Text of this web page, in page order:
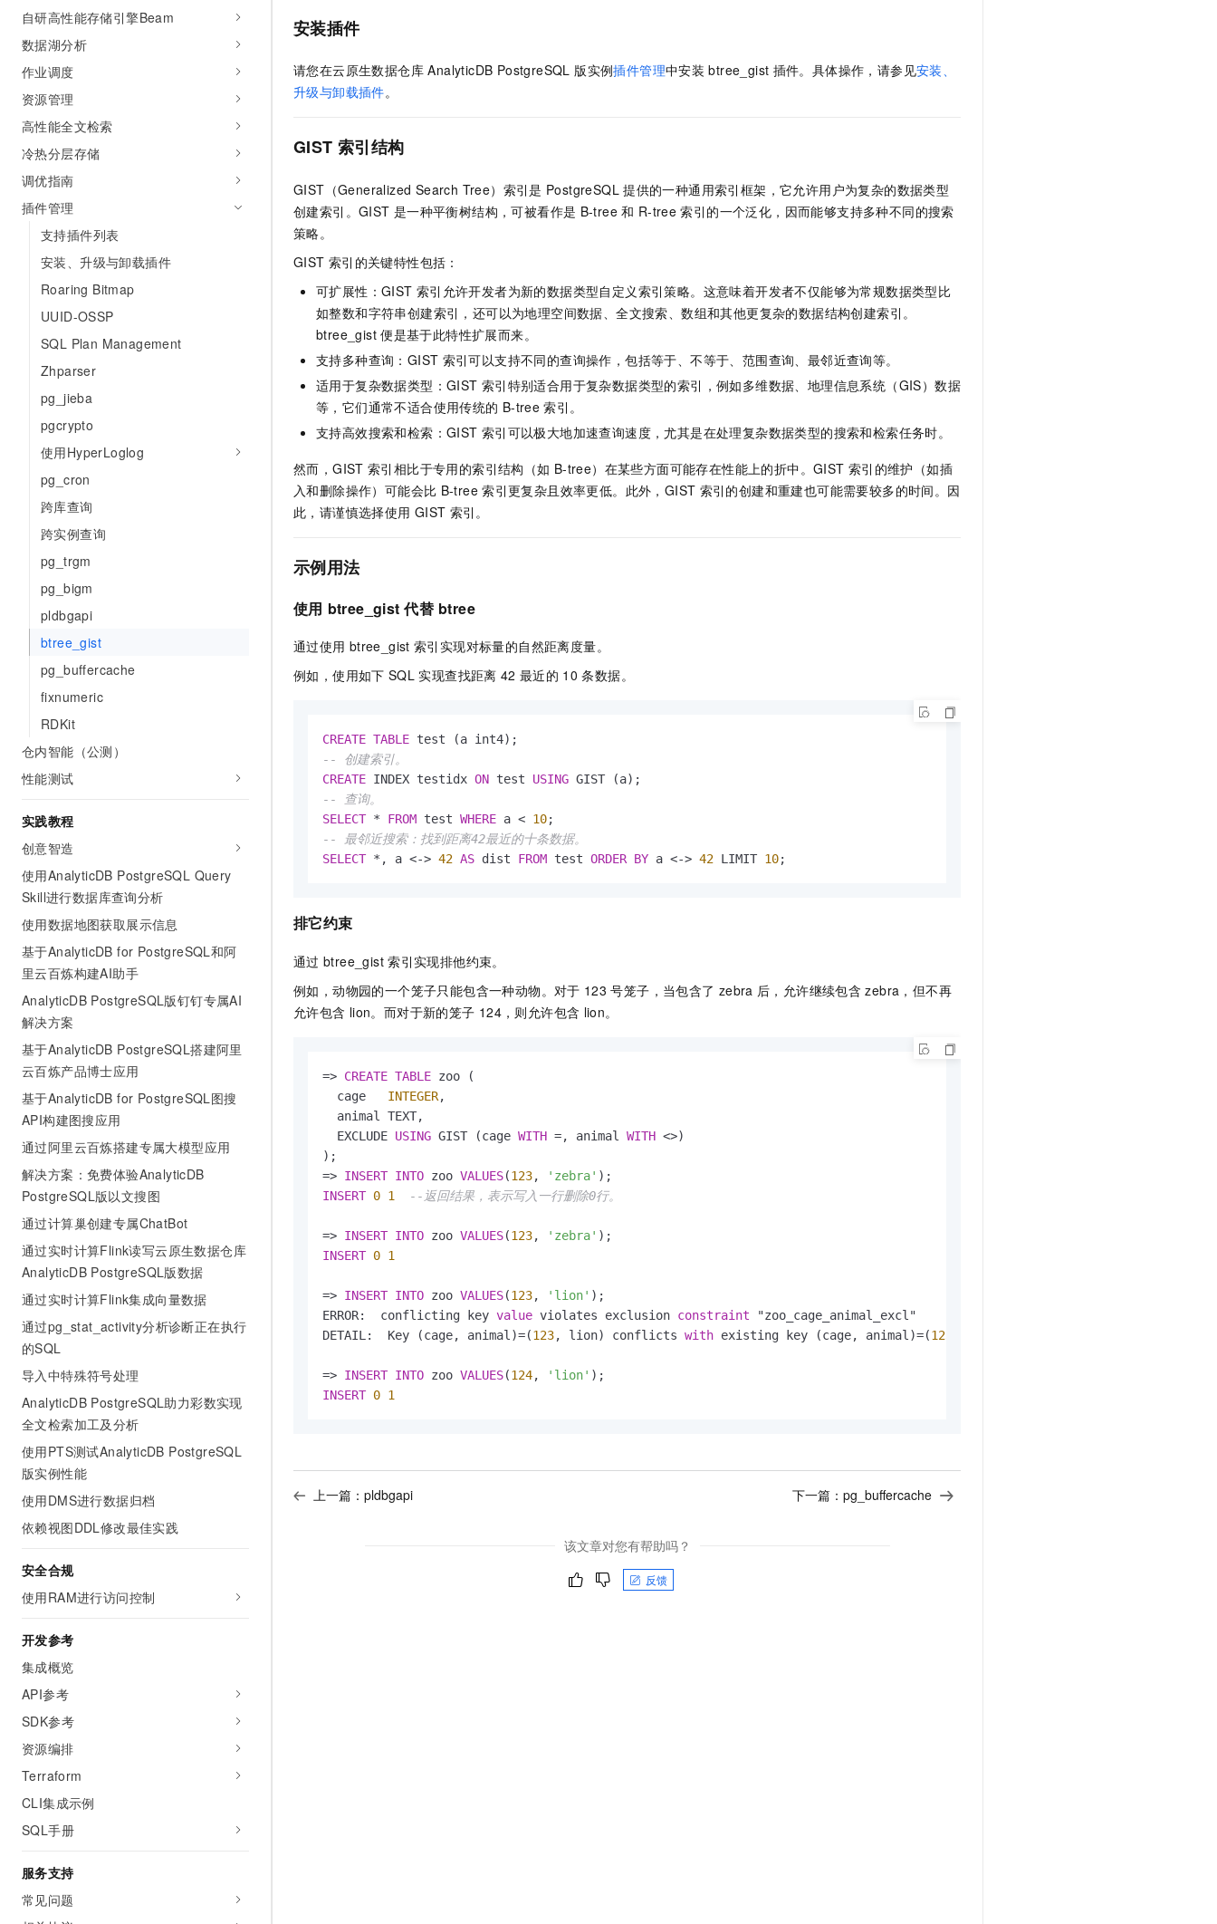
自研高性能存储引擎Beam
数据湖分析
作业调度
资源管理
高性能全文检索
冷热分层存储
调优指南
插件管理
支持插件列表
安装、升级与卸载插件
Roaring Bitmap
UUID-OSSP
SQL Plan Management
Zhparser
pg_jieba
pgcrypto
使用HyperLoglog
pg_cron
跨库查询
跨实例查询
pg_trgm
pg_bigm
pldbgapi
btree_gist
pg_buffercache
fixnumeric
RDKit
仓内智能（公测）
性能测试
实践教程
创意智造
使用AnalyticDB PostgreSQL Query
Skill进行数据库查询分析
使用数据地图获取展示信息
基于AnalyticDB for PostgreSQL和阿
里云百炼构建AI助手
AnalyticDB PostgreSQL版钉钉专属AI
解决方案
基于AnalyticDB PostgreSQL搭建阿里
云百炼产品博士应用
基于AnalyticDB for PostgreSQL图搜
API构建图搜应用
通过阿里云百炼搭建专属大模型应用
解决方案：免费体验AnalyticDB
PostgreSQL版以文搜图
通过计算巢创建专属ChatBot
通过实时计算Flink读写云原生数据仓库
AnalyticDB PostgreSQL版数据
通过实时计算Flink集成向量数据
通过pg_stat_activity分析诊断正在执行
的SQL
导入中特殊符号处理
AnalyticDB PostgreSQL助力彩数实现
全文检索加工及分析
使用PTS测试AnalyticDB PostgreSQL
版实例性能
使用DMS进行数据归档
依赖视图DDL修改最佳实践
安全合规
使用RAM进行访问控制
开发参考
集成概览
API参考
SDK参考
资源编排
Terraform
CLI集成示例
SQL手册
服务支持
常见问题
安装插件
请您在云原生数据仓库 AnalyticDB PostgreSQL 版实例插件管理中安装 btree_gist 插件。具体操作，请参见安装、
升级与卸载插件。
GIST 索引结构
GIST（Generalized Search Tree）索引是 PostgreSQL 提供的一种通用索引框架，它允许用户为复杂的数据类型
创建索引。GIST 是一种平衡树结构，可被看作是 B-tree 和 R-tree 索引的一个泛化，因而能够支持多种不同的搜索
策略。
GIST 索引的关键特性包括：
可扩展性：GIST 索引允许开发者为新的数据类型自定义索引策略。这意味着开发者不仅能够为常规数据类型比
如整数和字符串创建索引，还可以为地理空间数据、全文搜索、数组和其他更复杂的数据结构创建索引。
btree_gist 便是基于此特性扩展而来。
支持多种查询：GIST 索引可以支持不同的查询操作，包括等于、不等于、范围查询、最邻近查询等。
适用于复杂数据类型：GIST 索引特别适合用于复杂数据类型的索引，例如多维数据、地理信息系统（GIS）数据
等，它们通常不适合使用传统的 B-tree 索引。
支持高效搜索和检索：GIST 索引可以极大地加速查询速度，尤其是在处理复杂数据类型的搜索和检索任务时。
然而，GIST 索引相比于专用的索引结构（如 B-tree）在某些方面可能存在性能上的折中。GIST 索引的维护（如插
入和删除操作）可能会比 B-tree 索引更复杂且效率更低。此外，GIST 索引的创建和重建也可能需要较多的时间。因
此，请谨慎选择使用 GIST 索引。
示例用法
使用 btree_gist 代替 btree
通过使用 btree_gist 索引实现对标量的自然距离度量。
例如，使用如下 SQL 实现查找距离 42 最近的 10 条数据。
CREATE TABLE
-- 创建索引。
CREATE INDEX testidx ON test USING
-- 查询。
SELECT * FROM test WHERE a < 10
-- 最邻近搜索：找到距离42最近的十条数据。
SELECT * , a <-> 42 AS dist FROM test ORDER BY a <-> 42 LIMIT 10;
排它约束
通过 btree_gist 索引实现排他约束。
例如，动物园的一个笼子只能包含一种动物。对于 123 号笼子，当包含了 zebra 后，允许继续包含 zebra，但不再
允许包含 lion。而对于新的笼子 124，则允许包含 lion。
=> CREATE TABLE zoo (
  cage
INTEGER,
  animal TEXT,
  EXCLUDE
USING GIST (cage WITH =, animal WITH <>)
=> INSERT INTO zoo VALUES(123, 'zebra'
INSERT 0 1 --返回结果，表示写入一行删除0行。
=> INSERT INTO zoo VALUES(123, 'zebra'
INSERT 0 1
=> INSERT INTO zoo VALUES(123, 'lion' );
ERROR:  conflicting key value violates exclusion constraint "zoo_cage_animal_excl"
DETAIL:  Key (cage, animal)=(123, lion) conflicts with existing key (cage, animal)=(123
=> INSERT INTO zoo VALUES(124, 'lion'
INSERT 0 1
上一篇： pldbgapi 下一篇： pg_buffercache
该文章对您有帮助吗？
反馈